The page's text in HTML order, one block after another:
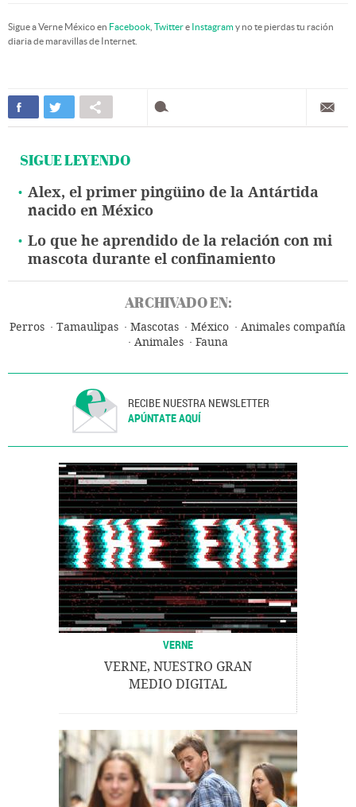
Sigue a Verne México en Facebook Twittere Instagramy no te pierdas tu ración
diaria de maravillas de Internet.
SIGUE LEYENDO
Alex, el primer pingüino de la Antártida
nacido en México
Lo que he aprendido de la relación con mi
mascota durante el confinamiento
ARCHIVADO EN:
Perros Tamaulipas Mascotas México
Animales compañía
Animales
Fauna
RECIBE NUESTRA NEWSLETTER
APÚNTATE AQUÍ
VERNE
VERNE, NUESTRO GRAN
MEDIO DIGITAL